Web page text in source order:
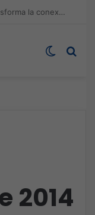
ASUS redefine la productividad y el gaming con la experiencia Duo
Switch
2014